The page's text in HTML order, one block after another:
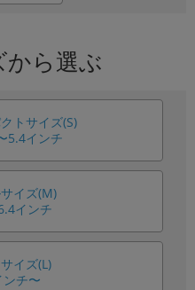
ら選ぶ
トサイズ(S)
5.4インチ
イズ(M)
インチ
イズ(L)
ンチ〜